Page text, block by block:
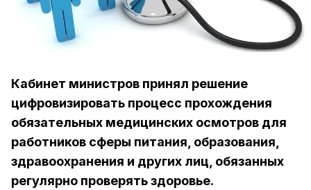
Кабинет министров принял решение
цифровизировать процесс прохождения
обязательных медицинских осмотров для
работников сферы питания, образования,
здравоохранения и других лиц, обязанных
регулярно проверять здоровье.